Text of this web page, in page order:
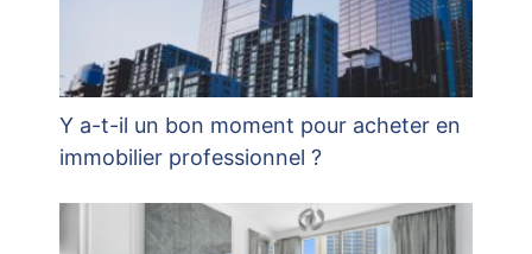
Y a-t-il un bon moment pour acheter en
immobilier professionnel ?